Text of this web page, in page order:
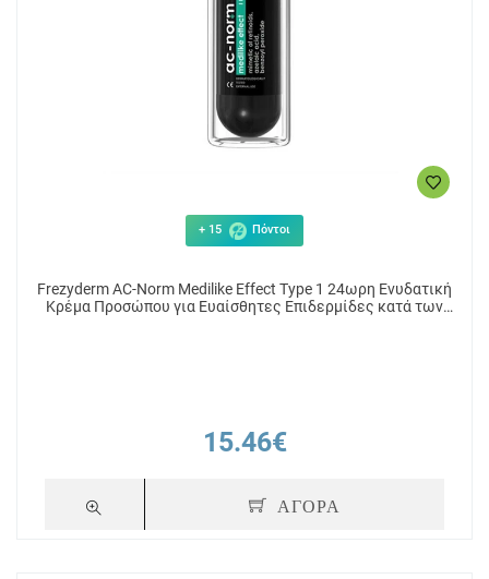
+ 15 Πόντοι
Frezyderm AC-Norm Medilike Effect Type 1 24ωρη Ενυδατική
Κρέμα Προσώπου για Ευαίσθητες Επιδερμίδες κατά των
15.46€
ΑΓΟΡΑ